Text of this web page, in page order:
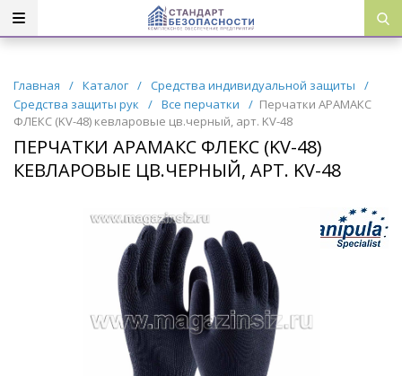
Главная / Каталог / Средства индивидуальной защиты
/
Средства защиты рук
/ Все перчатки / Перчатки АРАМАКС
ФЛЕКС (KV-48) кевларовые цв.черный, арт. KV-48
ПЕРЧАТКИ АРАМАКС ФЛЕКС (KV-48)
КЕВЛАРОВЫЕ ЦВ.ЧЕРНЫЙ, АРТ. KV-48